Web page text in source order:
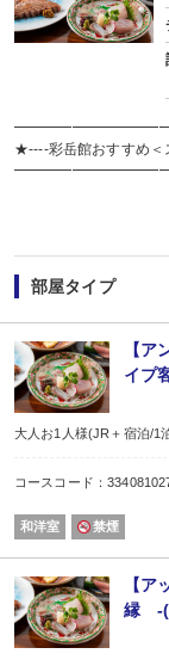
★----彩岳館おすすめ
■初めての方はもちろ
自信を持ってお届けす
月替りの和食創作会席
メインは豊後牛の中で
お料理は身体に優しい
食材を丁寧に調理した
ーご夕食例ー
[食前酢] かぼすはち
[先 附] うぐいす豆
[造 り] 鯛 烏賊 間
[椀 物] よもぎ餅
[揚 物] 鱚 こごみ
[強 肴] おおいた和牛
[食 事] 留椀 御飯
[水 物] 大分ベリー
※旬の食材を使用しま
※連泊や、同じ月にご
お風呂の後は囲炉裏の
ビールサーバー、コー
部屋タイプ
【
イプ
大人お1人様(JR＋宿泊/1
コースコード：
和洋室 禁煙
【
縁 -